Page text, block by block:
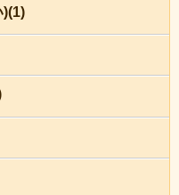
)(1)